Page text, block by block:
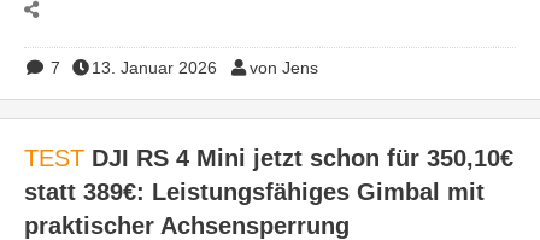
7 13. Januar 2026 von Jens
TEST DJI RS 4 Mini jetzt schon für 350,10€
statt 389€: Leistungsfähiges Gimbal mit
praktischer Achsensperrung